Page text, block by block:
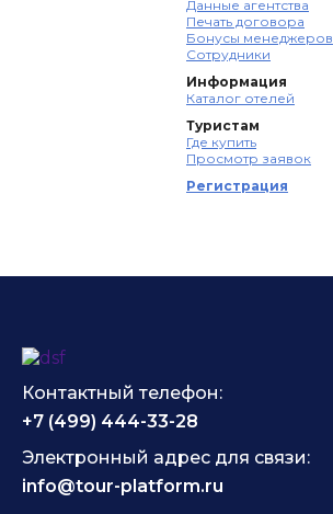
Данные агентства
Печать договора
Бонусы менеджеров
Сотрудники
Информация
Каталог отелей
Туристам
Где купить
Просмотр заявок
Регистрация
Контактный телефон:
+7 (499) 444-33-28
Электронный адрес для связи:
info@tour-platform.ru